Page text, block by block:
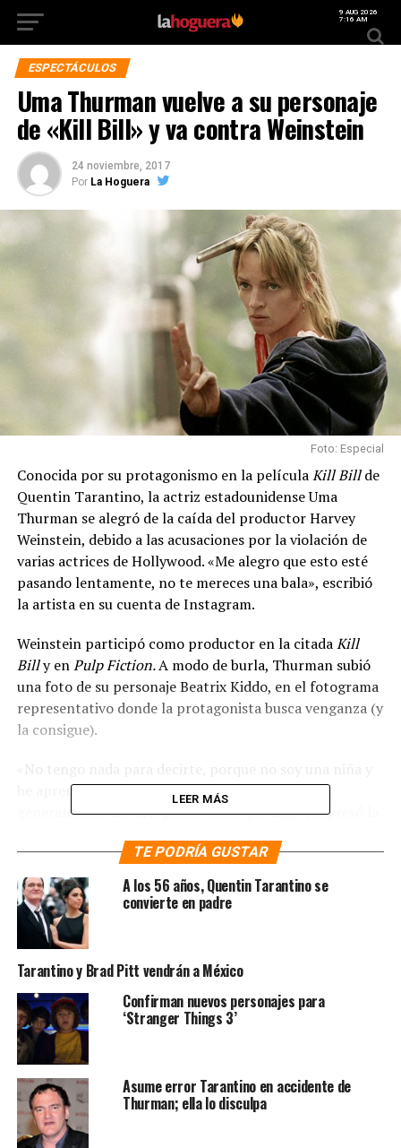
9 AUG 2026
7:16 AM
ESPECTÁCULOS
Uma Thurman vuelve a su personaje
de «Kill Bill» y va contra Weinstein
24 noviembre, 2017
Por La Hoguera
Foto: Especial
Conocida por su protagonismo en la películaKill Billde
Quentin Tarantino, la actriz estadounidense Uma
Thurman se alegró de la caída del productor Harvey
Weinstein, debido a las acusaciones por la violación de
varias actrices de Hollywood. «Me alegro que esto esté
pasando lentamente, no te mereces una bala», escribió
la artista en su cuenta de Instagram.
Weinstein participó como productor en la citadaKill
Billy enPulp Fiction.A modo de burla, Thurman subió
una foto de su personaje Beatrix Kiddo, en el fotograma
representativo donde la protagonista busca venganza (y
la consigue).
he aprendido que cuando hablo estando enojada,
generalmente me arrepiento de lo que digo», expresó la
del productor. En sus publicaciones la actriz insinuó que
también pudo ser víctima de Weinstein.
https://www.instagram.com/p/Bb2h0hBlV3T/?taken-
by=ithurman
UMA THURMAN
SIGUIENTE
México e Italia se fusionaron para enaltecer la alta
costura en el Metropolitan Contrast
NO TE PIERDAS
La línea de coca que separó a Mercury de Michael
Jackson
LEER MÁS
TE PODRÍA GUSTAR
A los 56 años, Quentin Tarantino se
convierte en padre
Tarantino y Brad Pitt vendrán a México
Confirman nuevos personajes para
‘Stranger Things 3’
Asume error Tarantino en accidente de
Thurman; ella lo disculpa